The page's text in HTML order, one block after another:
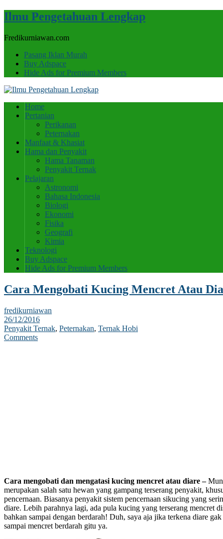
Ilmu Pengetahuan Lengkap
Fredikurniawan.com
Pasang Iklan Murah
Buy Adspace
Hide Ads for Premium Members
Home
Pertanian
Perikanan
Peternakan
Manfaat & Khasiat
Hama dan Penyakit
Hama Tanaman
Penyakit Ternak
Pelajaran
Astronomi
Bahasa Indonesia
Biologi
Ekonomi
Fisika
Geografi
Kimia
Teknologi
Buy Adspace
Hide Ads for Premium Members
Cara Mengobati Kucing Mencret Atau
fredikurniawan
26/12/2016
Penyakit Ternak, Peternakan, Ternak Hobi
Comments
Cara mengobati dan mengatasi kucing mencret atau diare –
merupakan salah satu hewan yang gampang terserang penyakit,
pencernaan. Biasanya penyakit sistem pencernaan sikucing yang
diare. Lebih parahnya lagi, ada pula kucing yang terserang mencret
bahkan sampai dengan berdarah! Duh, saya aja jika terkena diare
sampai mencret berdarah gitu ya.